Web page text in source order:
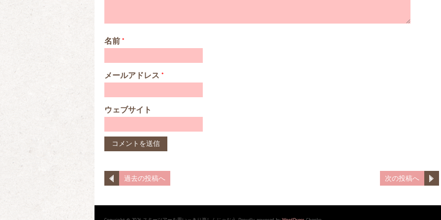
名前 *
メールアドレス *
ウェブサイト
過去の投稿へ 次の投稿へ